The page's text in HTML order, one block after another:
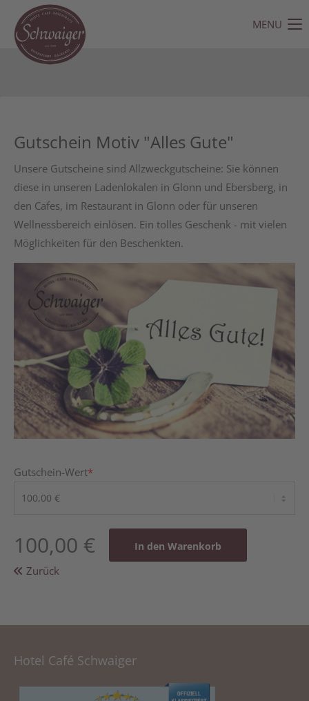
Der Eintrag "offcanvas-col1" existiert leider nicht.
Der Eintrag "offcanvas-col4" existiert leider nicht.
MENU
Gutschein Motiv "Alles Gute"
Unsere Gutscheine sind Allzweckgutscheine: Sie können
diese in unseren Ladenlokalen in Glonn und Ebersberg, in
den Cafes, im Restaurant in Glonn oder für unseren
Wellnessbereich einlösen. Ein tolles Geschenk - mit vielen
Möglichkeiten für den Beschenkten.
Gutschein-Wert*
100,00 €
Zurück
Hotel Café Schwaiger